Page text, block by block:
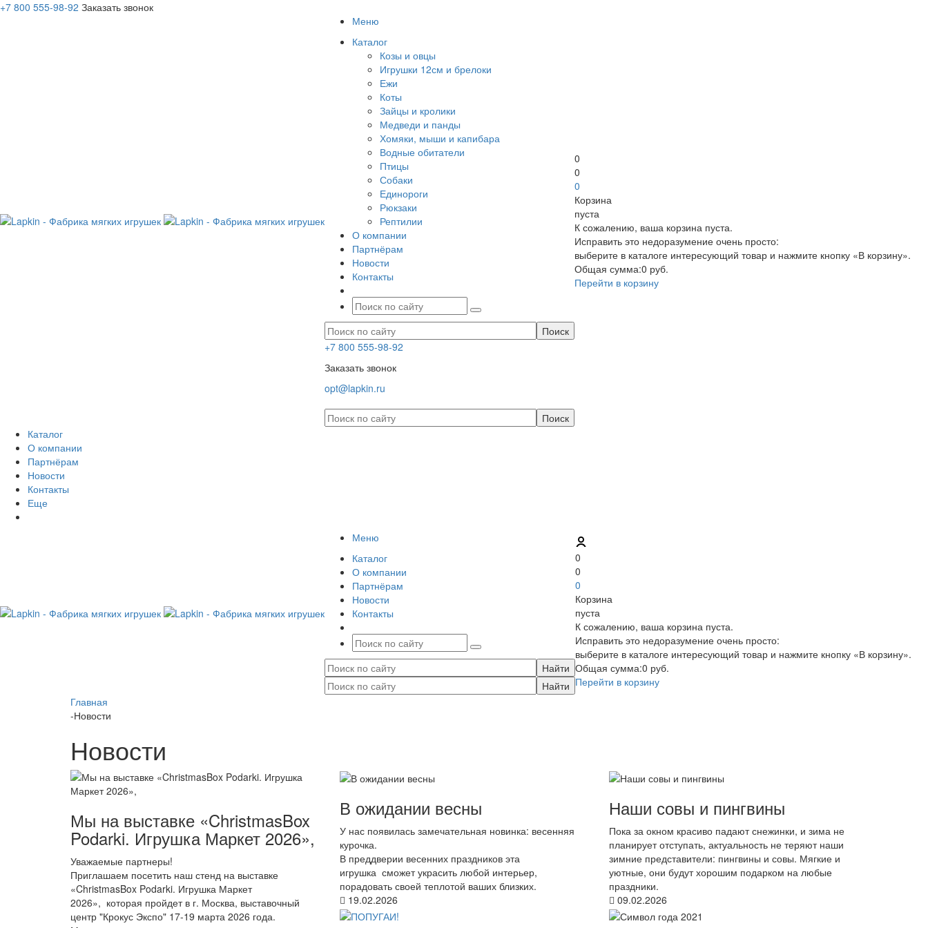
+7 800 555-98-92 Заказать звонок
Меню
Каталог
Козы и овцы
Игрушки 12см и брелоки
Ежи
Коты
Зайцы и кролики
Медведи и панды
Хомяки, мыши и капибара
Водные обитатели
Птицы
Собаки
Единороги
Рюкзаки
Рептилии
О компании
Партнёрам
Новости
Контакты
+7 800 555-98-92
Заказать звонок
opt@lapkin.ru
0
0
0
Корзина
пуста
К сожалению, ваша корзина пуста.
Исправить это недоразумение очень просто:
выберите в каталоге интересующий товар и нажмите кнопку «В корзину».
Общая сумма:0 руб.
Перейти в корзину
Каталог
О компании
Партнёрам
Новости
Контакты
Еще
Меню
Каталог
О компании
Партнёрам
Новости
Контакты
0
0
0
Корзина
пуста
К сожалению, ваша корзина пуста.
Исправить это недоразумение очень просто:
выберите в каталоге интересующий товар и нажмите кнопку «В корзину».
Общая сумма:0 руб.
Перейти в корзину
Главная
-Новости
Новости
Мы на выставке «ChristmasBox
Podarki. Игрушка Маркет 2026»,
Уважаемые партнеры!
Приглашаем посетить наш стенд на выставке
«ChristmasBox Podarki. Игрушка Маркет
2026», которая пройдет в г. Москва, выставочный
центр "Крокус Экспо" 17-19 марта 2026 года.
В ожидании весны
У нас появилась замечательная новинка: весенняя
курочка.
В преддверии весенних праздников эта
игрушка сможет украсить любой интерьер,
порадовать своей теплотой ваших близких.
19.02.2026
Наши совы и пингвины
Пока за окном красиво падают снежинки, и зима не
планирует отступать, актуальность не теряют наши
зимние представители: пингвины и совы. Мягкие и
уютные, они будут хорошим подарком на любые
праздники.
09.02.2026